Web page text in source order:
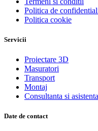
Politica de
Politica cookie
Servicii
Proiectare 3D
Masuratori
Transport
Montaj
Consultanta si asistenta
Date de contact